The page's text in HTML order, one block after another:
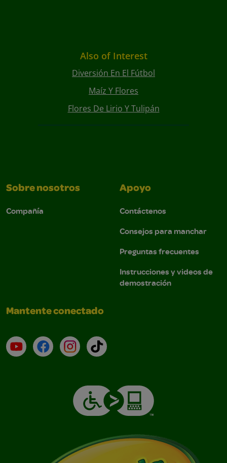
Also of Interest
Diversión En El Fútbol
Maíz Y Flores
Flores De Lirio Y Tulipán
Sobre nosotros
Compañía
Apoyo
Contáctenos
Consejos para manchar
Preguntas frecuentes
Instrucciones y videos de
demostración
Mantente conectado
YouTube (en inglés)
Facebook (en inglés)
Instagram (en inglés)
TikTok